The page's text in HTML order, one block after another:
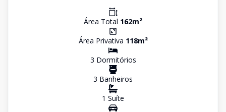
Área Total 162m²
Área Privativa 118m²
3 Dormitórios
3 Banheiros
1 Suíte